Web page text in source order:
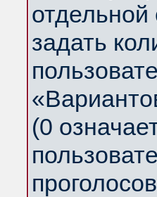
отдельной
задать
(0